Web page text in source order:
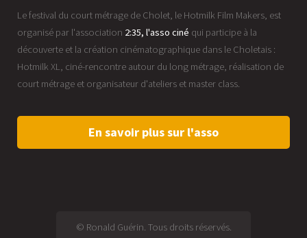
Le festival du court métrage de Cholet, le Hotmilk Film Makers, est
organisé par l'association 2:35, l'asso ciné qui participe à la
découverte et la création cinématographique dans le Choletais :
Hotmilk XL, ciné-rencontre autour du long métrage, réalisation de
court métrage et organisateur d'ateliers et master class.
En savoir plus sur l'asso
© Ronald Guérin. Tous droits réservés.